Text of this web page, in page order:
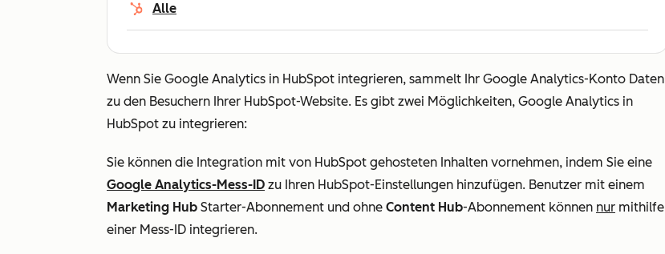
Alle
Wenn Sie Google Analytics in HubSpot integrieren, sammelt Ihr Google Analytics-Konto Daten
zu den Besuchern Ihrer HubSpot-Website. Es gibt zwei Möglichkeiten, Google Analytics in
HubSpot zu integrieren:
Sie können die Integration mit von HubSpot gehosteten Inhalten vornehmen, indem Sie eine
Google Analytics-Mess-ID zu Ihren HubSpot-Einstellungen hinzufügen. Benutzer mit einem
Marketing Hub Starter-Abonnement und ohne Content Hub-Abonnement können nur mithilfe
einer Mess-ID integrieren.